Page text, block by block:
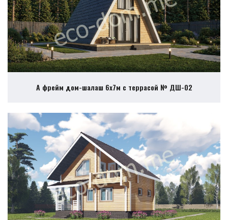
А фрейм дом-шалаш 6х7м с террасой № ДШ-02